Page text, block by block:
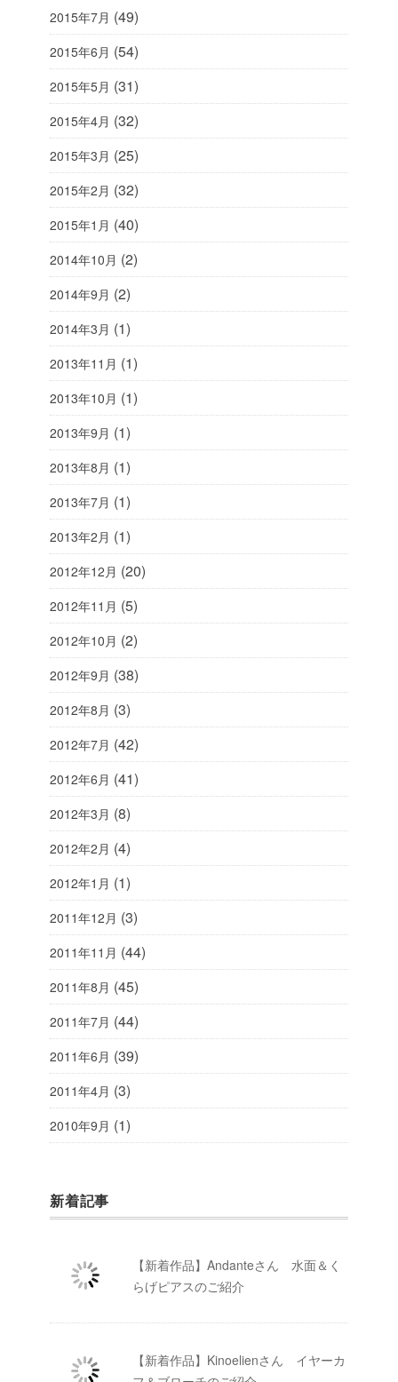
2015年7月 (49)
2015年6月 (54)
2015年5月 (31)
2015年4月 (32)
2015年3月 (25)
2015年2月 (32)
2015年1月 (40)
2014年10月 (2)
2014年9月 (2)
2014年3月 (1)
2013年11月 (1)
2013年10月 (1)
2013年9月 (1)
2013年8月 (1)
2013年7月 (1)
2013年2月 (1)
2012年12月 (20)
2012年11月 (5)
2012年10月 (2)
2012年9月 (38)
2012年8月 (3)
2012年7月 (42)
2012年6月 (41)
2012年3月 (8)
2012年2月 (4)
2012年1月 (1)
2011年12月 (3)
2011年11月 (44)
2011年8月 (45)
2011年7月 (44)
2011年6月 (39)
2011年4月 (3)
2010年9月 (1)
新着記事
【新着作品】Andanteさん 水面＆く
らげピアスのご紹介
【新着作品】Kinoelienさん イヤーカ